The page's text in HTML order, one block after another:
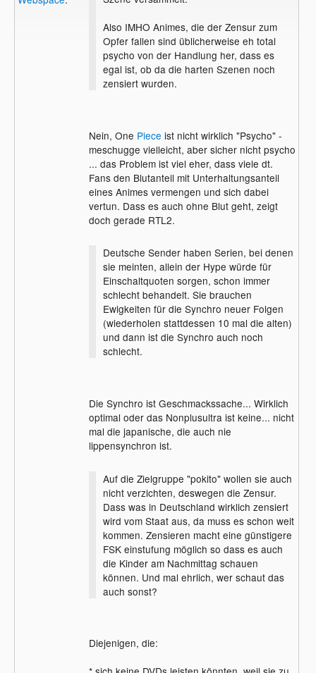
Also IMHO Animes, die der Zensur zum
Opfer fallen sind üblicherweise eh total
psycho von der Handlung her, dass es
egal ist, ob da die harten Szenen noch
zensiert wurden.
Nein, One Piece ist nicht wirklich "Psycho" -
meschugge vielleicht, aber sicher nicht psycho
... das Problem ist viel eher, dass viele dt.
Fans den Blutanteil mit Unterhaltungsanteil
eines Animes vermengen und sich dabei
vertun. Dass es auch ohne Blut geht, zeigt
doch gerade RTL2.
Deutsche Sender haben Serien, bei denen
sie meinten, allein der Hype würde für
Einschaltquoten sorgen, schon immer
schlecht behandelt. Sie brauchen
Ewigkeiten für die Synchro neuer Folgen
(wiederholen stattdessen 10 mal die alten)
und dann ist die Synchro auch noch
schlecht.
Die Synchro ist Geschmackssache... Wirklich
optimal oder das Nonplusultra ist keine... nicht
mal die japanische, die auch nie
lippensynchron ist.
Auf die Zielgruppe "pokito" wollen sie auch
nicht verzichten, deswegen die Zensur.
Dass was in Deutschland wirklich zensiert
wird vom Staat aus, da muss es schon weit
kommen. Zensieren macht eine günstigere
FSK einstufung möglich so dass es auch
die Kinder am Nachmittag schauen
können. Und mal ehrlich, wer schaut das
auch sonst?
Diejenigen, die: